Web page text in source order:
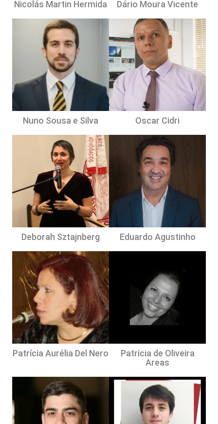
Nicolás Martin Hermida Dário Moura Vicente
Nuno Sousa e Silva Oscar Cidri
Deborah Sztajnberg Eduardo Agustinho
Patrícia Aurélia Del Nero
Patricia de Oliveira
Areas